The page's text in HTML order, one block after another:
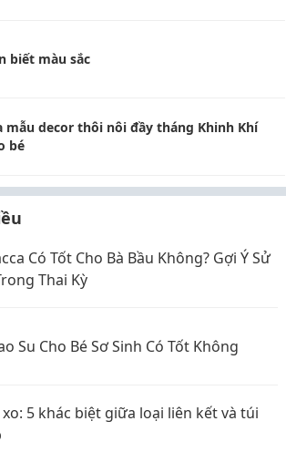
biết màu sắc
mẫu decor thôi nôi đầy tháng Khinh Khí
bé
Có Tốt Cho Bà Bầu Không? Gợi Ý Sử
Thai Kỳ
Su Cho Bé Sơ Sinh Có Tốt Không
5 khác biệt giữa loại liên kết và túi